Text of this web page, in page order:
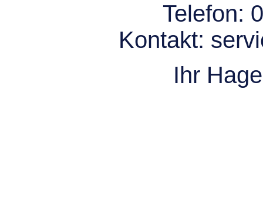
Telefon:
Kontakt:
Ihr